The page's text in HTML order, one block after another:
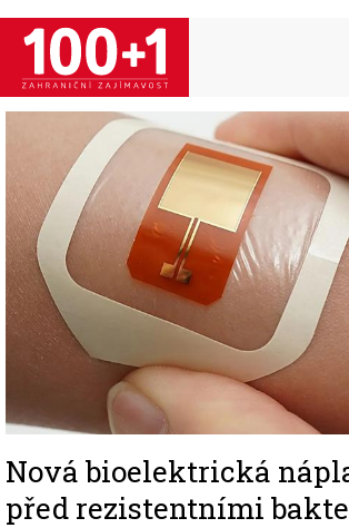
Přejít
hlavnímu
obsahu
Nová bioelektrická
před rezistentními